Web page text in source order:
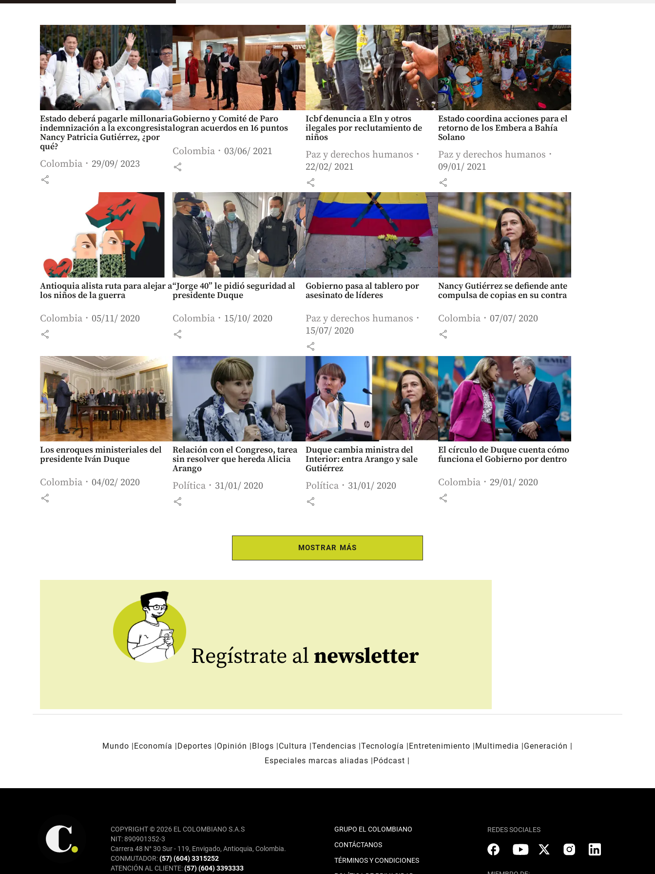
Estado deberá pagarle millonaria
indemnización a la excongresista
Nancy Patricia Gutiérrez, ¿por
qué?
Colombia 29/09/ 2023
share
Gobierno y Comité de Paro
logran acuerdos en 16 puntos
Colombia 03/06/ 2021
share
Icbf denuncia a Eln y otros
ilegales por reclutamiento de
niños
Paz y derechos humanos
22/02/ 2021
share
Estado coordina acciones para el
retorno de los Embera a Bahía
Solano
Paz y derechos humanos
09/01/ 2021
share
Antioquia alista ruta para alejar a
los niños de la guerra
Colombia 05/11/ 2020
share
“Jorge 40” le pidió seguridad al
presidente Duque
Colombia 15/10/ 2020
share
Gobierno pasa al tablero por
asesinato de líderes
Paz y derechos humanos
15/07/ 2020
share
Nancy Gutiérrez se defiende ante
compulsa de copias en su contra
Colombia 07/07/ 2020
share
Los enroques ministeriales del
presidente Iván Duque
Colombia 04/02/ 2020
share
Relación con el Congreso, tarea
sin resolver que hereda Alicia
Arango
Política 31/01/ 2020
share
Duque cambia ministra del
Interior: entra Arango y sale
Gutiérrez
Política 31/01/ 2020
share
El círculo de Duque cuenta cómo
funciona el Gobierno por dentro
Colombia 29/01/ 2020
share
MOSTRAR MÁS
Regístrate al newsletter
Mundo Economía Deportes Opinión Blogs Cultura Tendencias Tecnología Entretenimiento Multimedia
Generación
Especiales marcas aliadas
Pódcast
COPYRIGHT © 2026 EL COLOMBIANO S.A.S
NIT: 890901352-3
Carrera 48 N° 30 Sur - 119, Envigado, Antioquia, Colombia.
CONMUTADOR:(57) (604) 3315252
ATENCIÓN AL CLIENTE:(57) (604) 3393333
GRUPO EL COLOMBIANO
CONTÁCTANOS
TÉRMINOS Y CONDICIONES
REDES SOCIALES